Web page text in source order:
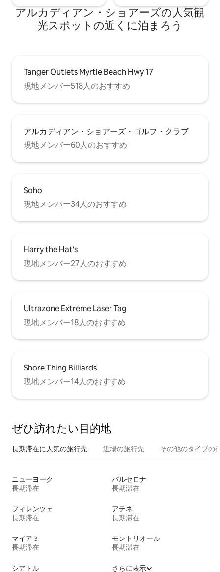
アルカディアン・ショアーズの人気観
光スポットの近くに泊まろう
Tanger Outlets Myrtle Beach Hwy 17
現地メンバー518人のおすすめ
アルカディアン・ショアーズ・ゴルフ・クラブ
現地メンバー60人のおすすめ
Soho
現地メンバー34人のおすすめ
Harry the Hat's
現地メンバー27人のおすすめ
Ultrazone Extreme Laser Tag
現地メンバー18人のおすすめ
Shore Thing Billiards
現地メンバー14人のおすすめ
ぜひ訪⁠れ⁠た⁠い目⁠的⁠地
長期滞在に人気の旅行先 近場の旅行先 その他のタ⁠イ⁠プ⁠の
ニューヨーク
長期滞在
バルセロナ
長期滞在
フィレンツェ
長期滞在
アテネ
長期滞在
マイアミ
長期滞在
モントリオール
長期滞在
シアトル さらに表示